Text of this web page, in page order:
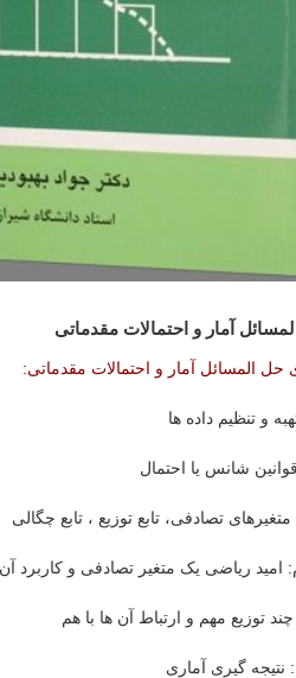
آمار و احتمالات مقدماتی
المسائل آمار و احتمالات مقدماتی:
و تنظیم داده ها
شانس یا احتمال
تصادفی، تابع توزیع ، تابع چگالی
ریاضی یک متغیر تصادفی و کاربرد آن
توزیع مهم و ارتباط آن ها با هم
گیری آماری